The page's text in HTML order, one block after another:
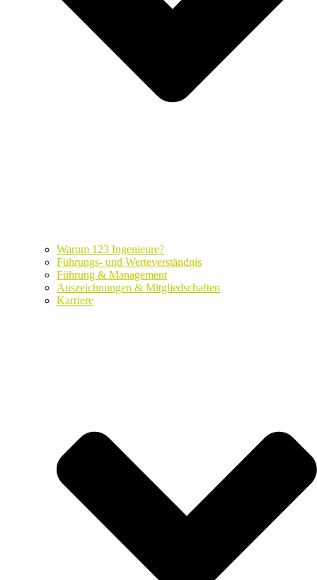
Warum 123 Ingenieure?
Führungs- und Werteverständnis
Führung & Management
Auszeichnungen & Mitgliedschaften
Karriere